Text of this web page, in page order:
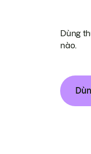
Dùng
nào.